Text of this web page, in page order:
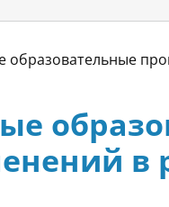
образовательные
в